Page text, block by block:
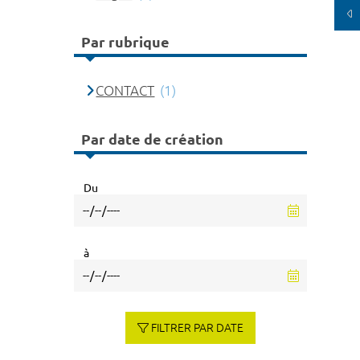
Par rubrique
CONTACT (1)
Par date de création
Du
à
FILTRER PAR DATE